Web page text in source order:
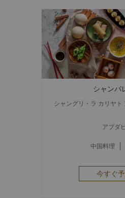
シャンパ
シャングリ・ラ カリヤ
アブダ
中国料理
今すぐ